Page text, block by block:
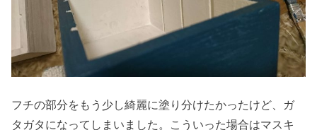
フチの部分をもう少し綺麗に塗り分けたかったけど、ガ
タガタになってしまいました。こういった場合はマスキ